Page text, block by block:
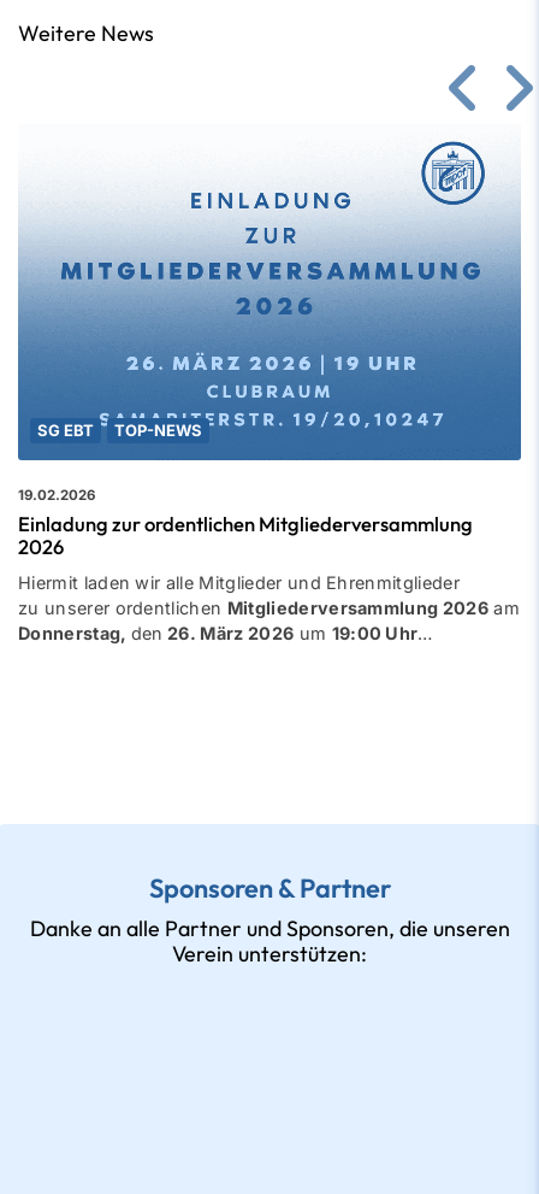
Weitere News
SG EBT TOP-NEWS
19.02.2026
Einladung zur ordentlichen Mitgliederversammlung
2026
Hiermit laden wir alle Mitglieder und Ehrenmitglieder
zu unserer ordentlichen Mitgliederversammlung 2026 am
Donnerstag, den 26. März 2026 um 19:00 Uhr…
Sponsoren & Partner
Danke an alle Partner und Sponsoren, die unseren
Verein unterstützen: